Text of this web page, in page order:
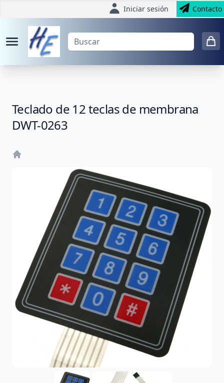
Iniciar sesión Contacto
Teclado de 12 teclas de membrana
DWT-0263